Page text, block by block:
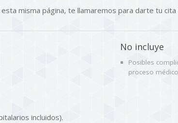
misma página, te llamaremos para darte tu
incluidos).
No incluye
Posibles
proceso